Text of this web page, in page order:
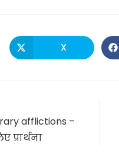
Opens
in
X
afflictions –
प्रार्थना